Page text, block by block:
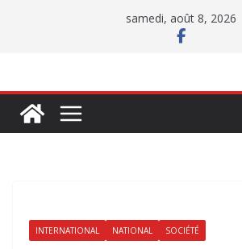
samedi, août 8, 2026
INTERNATIONAL NATIONAL SOCIÉTÉ